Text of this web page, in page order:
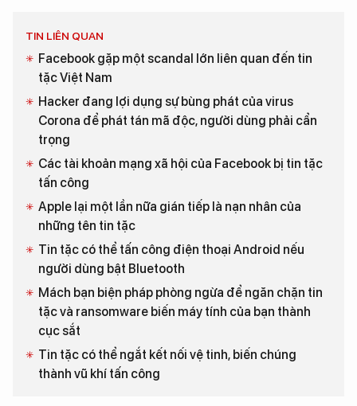
TIN LIÊN QUAN
Facebook gặp một scandal lớn liên quan đến tin
tặc Việt Nam
Hacker đang lợi dụng sự bùng phát của virus
Corona để phát tán mã độc, người dùng phải cẩn
trọng
Các tài khoản mạng xã hội của Facebook bị tin tặc
tấn công
Apple lại một lần nữa gián tiếp là nạn nhân của
những tên tin tặc
Tin tặc có thể tấn công điện thoại Android nếu
người dùng bật Bluetooth
Mách bạn biện pháp phòng ngừa để ngăn chặn tin
tặc và ransomware biến máy tính của bạn thành
cục sắt
Tin tặc có thể ngắt kết nối vệ tinh, biến chúng
thành vũ khí tấn công